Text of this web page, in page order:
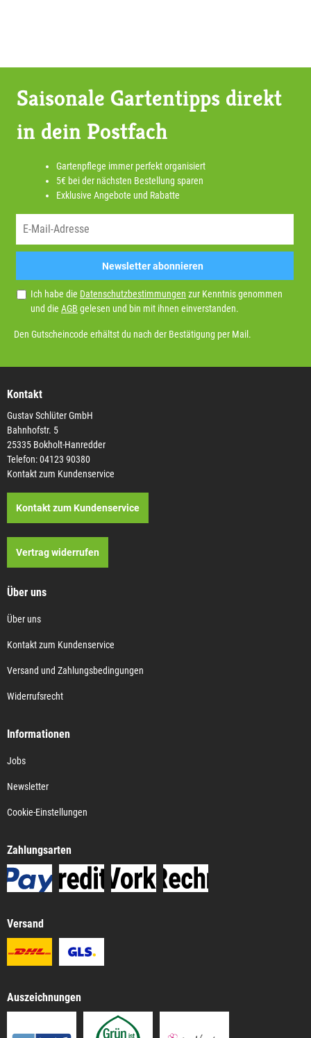
Saisonale Gartentipps direkt
in dein Postfach
Gartenpflege immer perfekt organisiert
5€ bei der nächsten Bestellung sparen
Exklusive Angebote und Rabatte
Newsletter abonnieren
Ich habe die Datenschutzbestimmungen zur Kenntnis genommen
und die AGB gelesen und bin mit ihnen einverstanden.
Den Gutscheincode erhältst du nach der Bestätigung per Mail.
Kontakt
Gustav Schlüter GmbH
Bahnhofstr. 5
25335 Bokholt-Hanredder
Telefon: 04123 90380
Kontakt zum Kundenservice
Kontakt zum Kundenservice
Vertrag widerrufen
Über uns
Über uns
Kontakt zum Kundenservice
Versand und Zahlungsbedingungen
Widerrufsrecht
Informationen
Jobs
Newsletter
Cookie-Einstellungen
Zahlungsarten
Versand
Auszeichnungen